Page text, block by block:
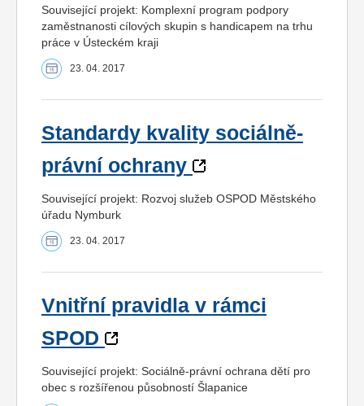
Související projekt: Komplexní program podpory
zaměstnanosti cílových skupin s handicapem na trhu
práce v Ústeckém kraji
23. 04. 2017
Standardy kvality sociálně-
právní ochrany
Související projekt: Rozvoj služeb OSPOD Městského
úřadu Nymburk
23. 04. 2017
Vnitřní pravidla v rámci
SPOD
Související projekt: Sociálně-právní ochrana dětí pro
obec s rozšířenou působností Šlapanice